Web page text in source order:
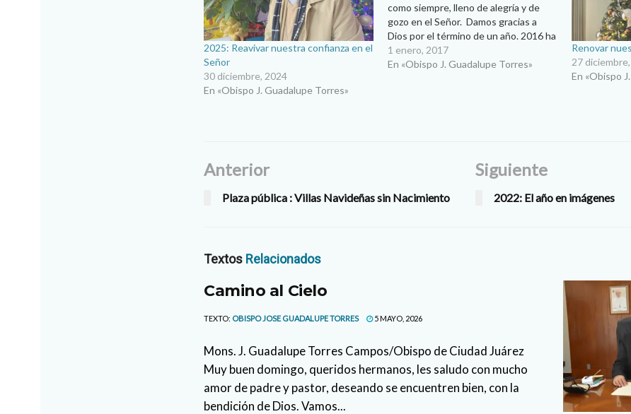
2025: Reavivar nuestra confianza en el
Señor
30 diciembre, 2024
En «Obispo J. Guadalupe Torres»
como siempre, lleno de alegría y de
gozo en el Señor. Damos gracias a
Dios por el término de un año. 2016 ha
sido un año muy intenso, muy
hermoso. Hemos sido bendecidos por
1 enero, 2017
En «Obispo J. Guadalupe Torres»
Renovar
27
En «Obispo
Anterior
Plaza pública : Villas Navideñas sin Nacimiento
Siguiente
2022: El año en imágenes
Textos Relacionados
Camino al Cielo
TEXTO: OBISPO JOSE GUADALUPE TORRES 5 MAYO, 2026
Mons. J. Guadalupe Torres Campos/Obispo de Ciudad Juárez
Muy buen domingo, queridos hermanos, les saludo con mucho
amor de padre y pastor, deseando se encuentren bien, con la
bendición de Dios. Vamos...